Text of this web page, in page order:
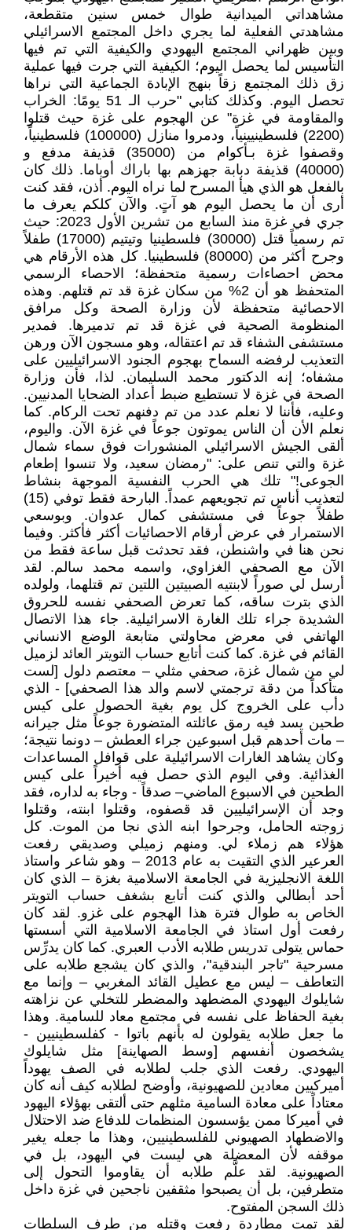
مشاهداتي الميدانية طوال خمس سنين متقطعة،
مشاهدتي الفعلية لما يجري داخل المجتمع الاسرائيلي
وبين ظهراني المجتمع اليهودي والكيفية التي تم فيها
التأسيس لما يحصل اليوم؛ الكيفية التي جرت فيها عملية
زق ذلك المجتمع زقاً بنهج الإبادة الجماعية التي نراها
تحصل اليوم. وكذلك كتابي "حرب الـ 51 يومًا: الخراب
والمقاومة في غزة" عن الهجوم على غزة حيث قتلوا
(2200) فلسطينيينياً، ودمروا منازل (100000) فلسطينياً،
وقصفوا غزة بـأكوام من (35000) قذيفة مدفع و
(40000) قذيفة دبابة جهزهم بها باراك أوباما. ذلك كان
بالفعل هو الذي هيأ المسرح لما نراه اليوم. أذن، فقد كنت
أرى أن ما يحصل اليوم هو آتٍ. والآن كلكم يعرف ما
جري في غزة منذ السابع من تشرين الأول 2023: حيث
تم رسمياً قتل (30000) فلسطينيا وتيتيم (17000) طفلاً
وجرح أكثر من (80000) فلسطينيا. كل هذه الأرقام هي
محض احصاءات رسمية متحفظة؛ الاحصاء الرسمي
المتحفظ هو أن 2% من سكان غزة قد تم قتلهم. وهذه
الاحصائية متحفظة لأن وزارة الصحة وكل مرافق
المنظومة الصحية في غزة قد تم تدميرها. فمدير
مستشفى الشفاء قد تم اعتقاله، وهو مسجون الآن ورهن
التعذيب لرفضه السماح بهجوم الجنود الاسرائيليين على
مشفاه؛ إنه الدكتور محمد السليمان. لذا، فأن وزارة
الصحة في غزة لا تستطيع ضبط أعداد الضحايا المدنيين.
وعليه، فأننا لا نعلم عدد من تم دفنهم تحت الركام. كما
نعلم الأن أن الناس يموتون جوعاً في غزة الآن. واليوم،
ألقى الجيش الاسرائيلي المنشورات فوق سماء شمال
غزة والتي تنص على: "رمضان سعيد، ولا تنسوا إطعام
الجوعى!" تلك هي الحرب النفسية الموجهة بنشاط
لتعذيب أناس تم تجويعهم عمداً. البارحة فقط توفي (15)
طفلاً جوعاً في مستشفى كمال عدوان. وبوسعي
الاستمرار في عرض أرقام الاحصائيات أكثر فأكثر. وفيما
نحن هنا في واشنطن، فقد تحدثت قبل ساعة فقط من
الآن مع الصحفي الغزاوي، واسمه محمد سالم. لقد
أرسل لي صوراً لابنتيه الصبيتين اللتين تم قتلهما، ولولده
الذي بترت ساقه، كما تعرض الصحفي نفسه للحروق
الشديدة جراء تلك الغارة الاسرائيلية. جاء هذا الاتصال
الهاتفي في معرض محاولتي متابعة الوضع الانساني
القائم في غزة. كما كنت أتابع حساب التويتر العائد لزميل
لي من شمال غزة، صحفي مثلي – معتصم دلول [لست
متأكداً من دقة ترجمتي لاسم والد هذا الصحفي] - الذي
دأب على الخروج كل يوم بغية الحصول على كيس
طحين يسد فيه رمق عائلته المتضورة جوعاً مثل جيرانه
– مات أحدهم قبل اسبوعين جراء العطش – دونما نتيجة؛
وكان يشاهد الغارات الاسرائيلية على قوافل المساعدات
الغذائية. وفي اليوم الذي حصل فيه أخيراً على كيس
الطحين في الاسبوع الماضي– صدقاً - وجاء به لداره، فقد
وجد أن الإسرائيليين قد قصفوه، وقتلوا ابنته، وقتلوا
زوجته الحامل، وجرحوا ابنه الذي نجا من الموت. كل
هؤلاء هم زملاء لي. ومنهم زميلي وصديقي رفعت
العرعير الذي التقيت به عام 2013 – وهو شاعر واستاذ
اللغة الانجليزية في الجامعة الاسلامية بغزة – الذي كان
أحد أبطالي والذي كنت أتابع بشغف حساب التويتر
الخاص به طوال فترة هذا الهجوم على غزو. لقد كان
رفعت أول استاذ في الجامعة الاسلامية التي أسستها
حماس يتولى تدريس طلابه الأدب العبري. كما كان يدرِّس
مسرحية "تاجر البندقية"، والذي كان يشجع طلابه على
التعاطف – ليس مع عطيل القائد المغربي – وإنما مع
شايلوك اليهودي المضطهد والمضطر للتخلي عن نزاهته
بغية الحفاظ على نفسه في مجتمع معاد للسامية. وهذا
ما جعل طلابه يقولون له بأنهم باتوا - كفلسطينيين -
يشخصون أنفسهم [وسط الصهاينة] مثل شايلوك
اليهودي. رفعت الذي جلب لطلابه في الصف يهوداً
أميركيين معادين للصهيونية، وأوضح لطلابه كيف أنه كان
معتاداً على معادة السامية مثلهم حتى ألتقى بهؤلاء اليهود
في أميركا ممن يؤسسون المنظمات للدفاع ضد الاحتلال
والاضطهاد الصهيوني للفلسطينيين، وهذا ما جعله يغير
موقفه لأن المعضلة هي ليست في اليهود، بل في
الصهيونية. لقد علَّم طلابه أن يقاوموا التحول إلى
متطرفين، بل أن يصبحوا مثقفين ناجحين في غزة داخل
ذلك السجن المفتوح.
لقد تمت مطاردة رفعت وقتله من طرف السلطات